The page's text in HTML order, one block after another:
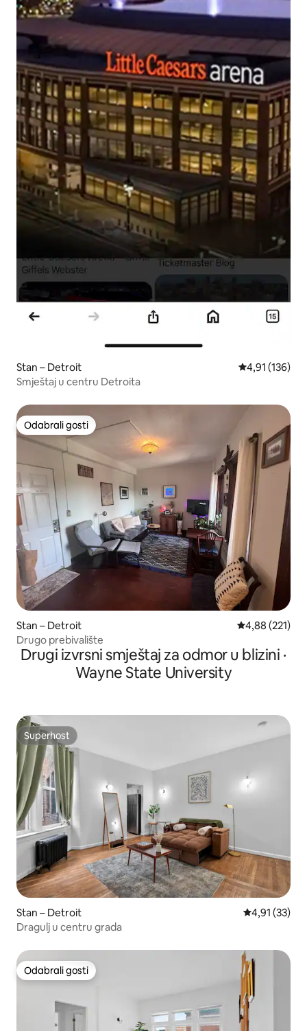
Stan – Detroit Prosječna
4,91 (136)
Smještaj u centru Detroita
Odabrali gosti
Odabrali gosti
Stan – Detroit Prosječna
4,88 (221)
Drugo prebivalište
Drugi izvrsni smještaj za odmor u blizini ·
Wayne State University
Superhost
Superhost
Stan – Detroit Prosječna
4,91 (33)
Dragulj u centru grada
Odabrali gosti
Odabrali gosti